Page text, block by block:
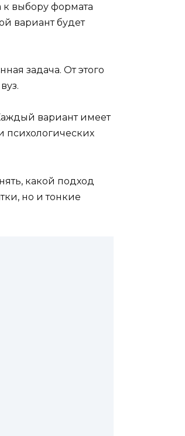
к выбору формата
вариант будет
задача. От этого
вариант имеет
психологических
какой подход
но и тонкие